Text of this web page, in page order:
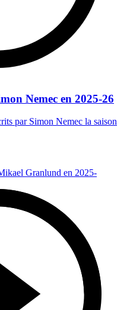
Nemec en 2025-26
par Simon Nemec la saison